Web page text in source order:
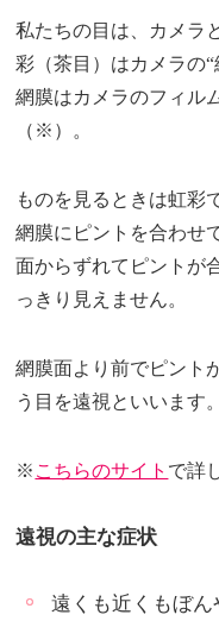
私たちの目は、カメラ
彩（茶目）はカメラの“
網膜はカメラのフィル
（※）。
ものを見るときは虹彩
網膜にピントを合わせ
面からずれてピントが
っきり見えません。
網膜面より前でピント
う目を遠視といいます。
※ こちらのサイト で詳
遠視の主な症状
遠くも近くもぼ